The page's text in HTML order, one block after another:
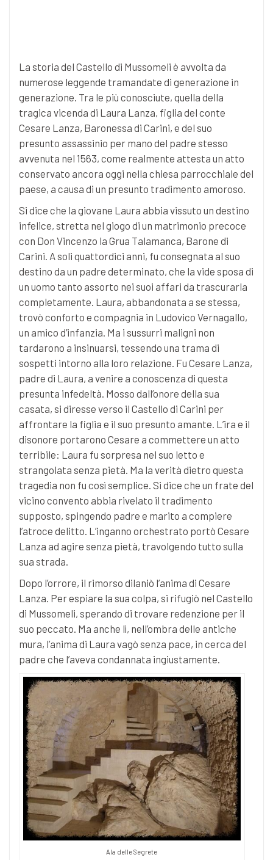
La storia del Castello di Mussomeli è avvolta da
numerose leggende tramandate di generazione in
generazione. Tra le più conosciute, quella della
tragica vicenda di Laura Lanza, figlia del conte
Cesare Lanza, Baronessa di Carini, e del suo
presunto assassinio per mano del padre stesso
avvenuta nel 1563, come realmente attesta un atto
conservato ancora oggi nella chiesa parrocchiale del
paese, a causa di un presunto tradimento amoroso.
Si dice che la giovane Laura abbia vissuto un destino
infelice, stretta nel giogo di un matrimonio precoce
con Don Vincenzo la Grua Talamanca, Barone di
Carini. A soli quattordici anni, fu consegnata al suo
destino da un padre determinato, che la vide sposa di
un uomo tanto assorto nei suoi affari da trascurarla
completamente. Laura, abbandonata a se stessa,
trovò conforto e compagnia in Ludovico Vernagallo,
un amico d’infanzia. Ma i sussurri maligni non
tardarono a insinuarsi, tessendo una trama di
sospetti intorno alla loro relazione. Fu Cesare Lanza,
padre di Laura, a venire a conoscenza di questa
presunta infedeltà. Mosso dall’onore della sua
casata, si diresse verso il Castello di Carini per
affrontare la figlia e il suo presunto amante. L’ira e il
disonore portarono Cesare a commettere un atto
terribile: Laura fu sorpresa nel suo letto e
strangolata senza pietà. Ma la verità dietro questa
tragedia non fu così semplice. Si dice che un frate del
vicino convento abbia rivelato il tradimento
supposto, spingendo padre e marito a compiere
l’atroce delitto. L’inganno orchestrato portò Cesare
Lanza ad agire senza pietà, travolgendo tutto sulla
sua strada.
Dopo l’orrore, il rimorso dilaniò l’anima di Cesare
Lanza. Per espiare la sua colpa, si rifugiò nel Castello
di Mussomeli, sperando di trovare redenzione per il
suo peccato. Ma anche lì, nell’ombra delle antiche
mura, l’anima di Laura vagò senza pace, in cerca del
padre che l’aveva condannata ingiustamente.
Ala delle Segrete